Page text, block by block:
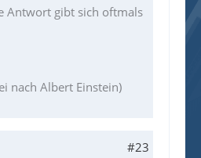
Antwort gibt sich oftmals
nach Albert Einstein)
#23